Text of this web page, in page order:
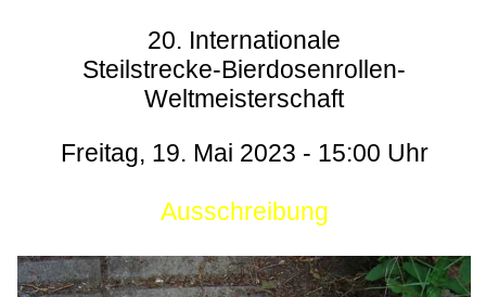
20. Internationale
Steilstrecke-Bierdosenrollen-
Weltmeisterschaft
Freitag, 19. Mai 2023 - 15:00 Uhr
Ausschreibung